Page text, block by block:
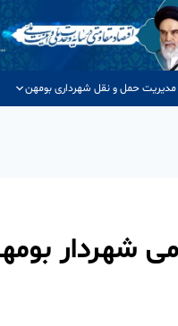
مدیریت حمل و نقل شهرداری بومهن
شهردار